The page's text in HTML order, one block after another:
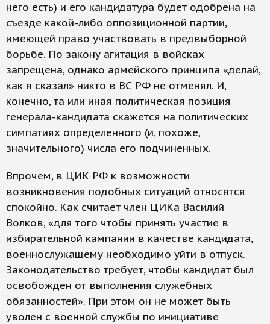
него есть) и его кандидатура будет одобрена на
съезде какой-либо оппозиционной партии,
имеющей право участвовать в предвыборной
борьбе. По закону агитация в войсках
запрещена, однако армейского принципа «делай,
как я сказал» никто в ВС РФ не отменял. И,
конечно, та или иная политическая позиция
генерала-кандидата скажется на политических
симпатиях определенного (и, похоже,
значительного) числа его подчиненных.
Впрочем, в ЦИК РФ к возможности
возникновения подобных ситуаций относятся
спокойно. Как считает член ЦИКа Василий
Волков, «для того чтобы принять участие в
избирательной кампании в качестве кандидата,
военнослужащему необходимо уйти в отпуск.
Законодательство требует, чтобы кандидат был
освобожден от выполнения служебных
обязанностей». При этом он не может быть
уволен с военной службы по инициативе